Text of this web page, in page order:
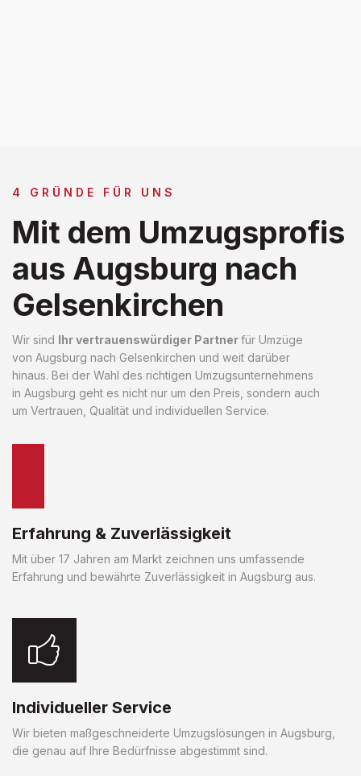
4 GRÜNDE FÜR UNS
Mit dem Umzugsprofis
aus Augsburg nach
Gelsenkirchen
Wir sind Ihr vertrauenswürdiger Partnerfür Umzüge
von Augsburg nach Gelsenkirchen und weit darüber
hinaus. Bei der Wahl des richtigen Umzugsunternehmens
in Augsburg geht es nicht nur um den Preis, sondern auch
um Vertrauen, Qualität und individuellen Service.
Erfahrung & Zuverlässigkeit
Mit über 17 Jahren am Markt zeichnen uns umfassende
Erfahrung und bewährte Zuverlässigkeit in Augsburg aus.
Individueller Service
Wir bieten maßgeschneiderte Umzugslösungen in Augsburg,
die genau auf Ihre Bedürfnisse abgestimmt sind.